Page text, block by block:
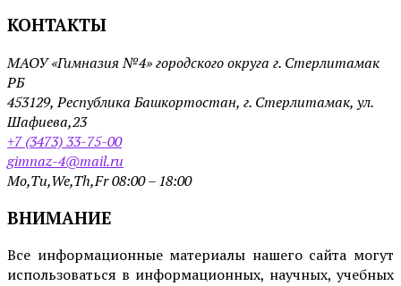
КОНТАКТЫ
МАОУ «Гимназия №4» городского округа г. Стерлитамак
РБ
453129, Республика Башкортостан, г. Стерлитамак, ул.
Шафиева,23
+7 (3473) 33-75-00
gimnaz-4@mail.ru
Mo,Tu,We,Th,Fr 08:00 – 18:00
ВНИМАНИЕ
Все информационные материалы нашего сайта могут
использоваться в информационных, научных, учебных